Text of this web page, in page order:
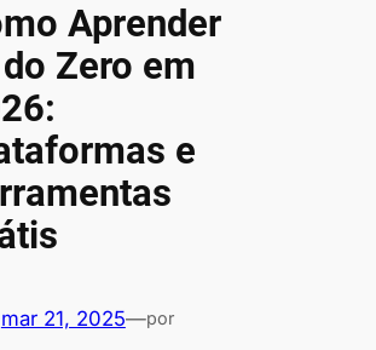
Aprender
Zero em
e
mar 21, 2025—por